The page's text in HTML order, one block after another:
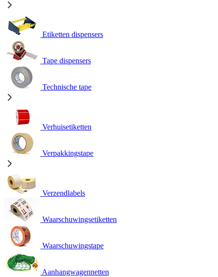
Etiketten dispensers
Tape dispensers
Technische tape
Verhuisetiketten
Verpakkingstape
Verzendlabels
Waarschuwingsetiketten
Waarschuwingstape
Aanhangwagennetten